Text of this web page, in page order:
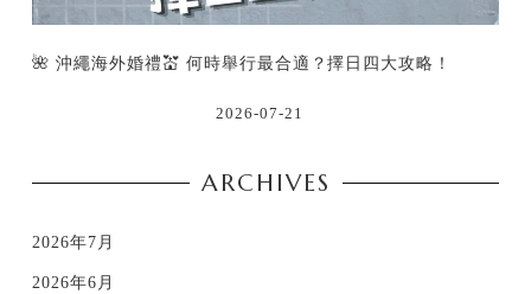
🌺 沖繩海外婚禮💒 何時舉行最合適？擇日四大攻略！
2026-07-21
ARCHIVES
2026年7月
2026年6月